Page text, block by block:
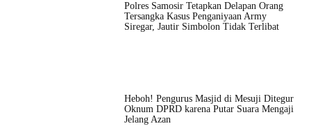
Polres Samosir Tetapkan Delapan Orang
Tersangka Kasus Penganiyaan Army
Siregar, Jautir Simbolon Tidak Terlibat
Heboh! Pengurus Masjid di Mesuji Ditegur
Oknum DPRD karena Putar Suara Mengaji
Jelang Azan